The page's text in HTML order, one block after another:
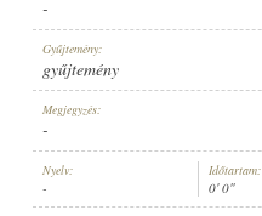
ELŐADÓ:
-
Gyűjtemény:
gyűjtemény
Megjegyzés:
-
Nyelv:
-
Időtartam:
0' 0"